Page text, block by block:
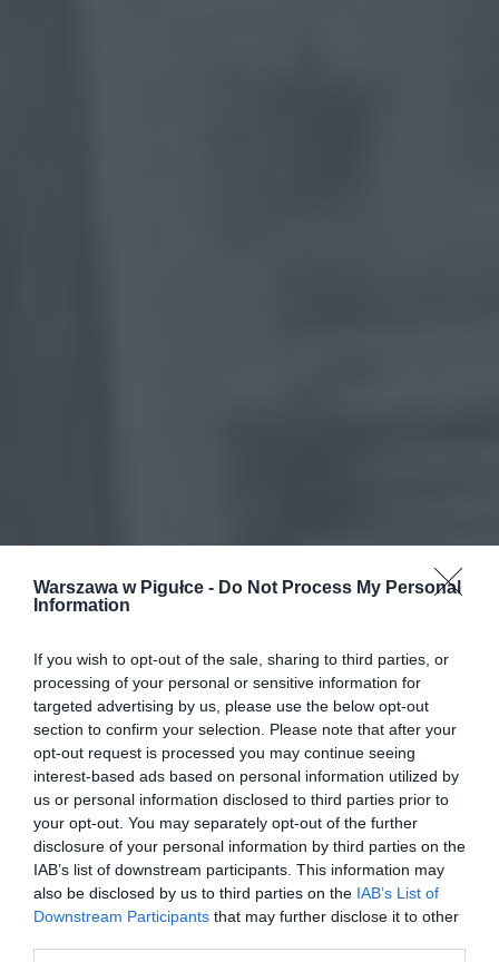
Warszawa w Pigułce - Do Not Process My Personal
Information
If you wish to opt-out of the sale, sharing to third parties, or
processing of your personal or sensitive information for
targeted advertising by us, please use the below opt-out
section to confirm your selection. Please note that after your
opt-out request is processed you may continue seeing
interest-based ads based on personal information utilized by
us or personal information disclosed to third parties prior to
your opt-out. You may separately opt-out of the further
disclosure of your personal information by third parties on the
IAB’s list of downstream participants. This information may
also be disclosed by us to third parties on the IAB’s List of
Downstream Participants that may further disclose it to other